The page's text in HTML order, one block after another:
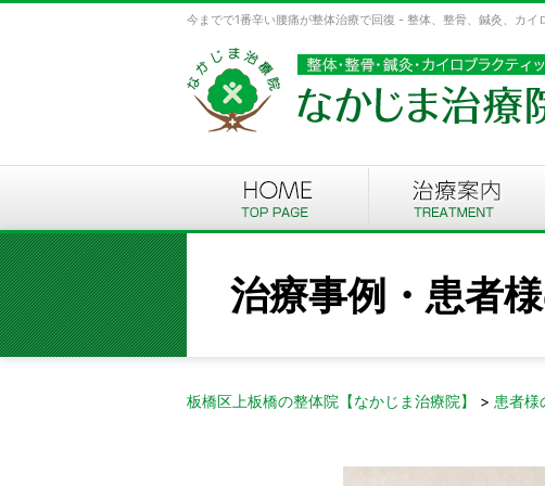
今までで1番辛い腰痛が整体治療で回復 - 整体、整骨、鍼灸、カ
治療事例・患者
板橋区上板橋の整体院【なかじま治療院】 > 患者様